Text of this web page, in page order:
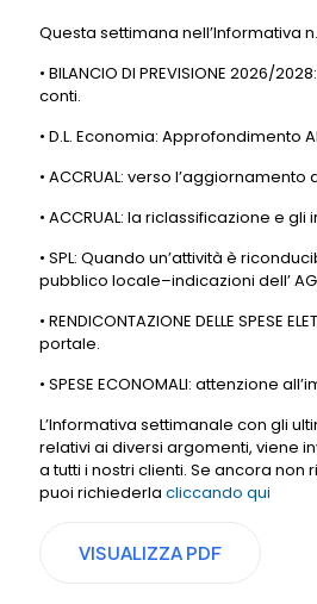
Questa settimana nell’Informativa
• BILANCIO DI PREVISIONE 2026/
conti.
• D.L. Economia: Approfondimento
• ACCRUAL: verso
• ACCRUAL: la riclassificazione e
• SPL: Quando un’attività è
pubblico locale–indicazioni dell’
• RENDICONTAZIONE DELLE SPESE
portale.
• SPESE ECONOMALI: attenzione
L’Informativa settimanale con gli
relativi ai diversi argomenti, viene
a tutti i nostri clienti. Se ancora non
puoi richiederla cliccando qui
VISUALIZZA PDF